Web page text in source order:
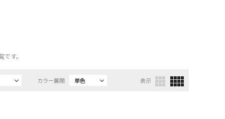
す。
カラー展開 単色 表示